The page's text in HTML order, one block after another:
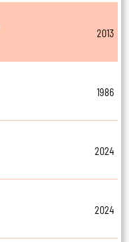
2013
1986
2024
2024